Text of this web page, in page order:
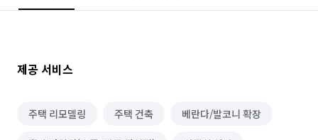
제공 서비스
주택 리모델링 주택 건축 베란다/발코니 확장